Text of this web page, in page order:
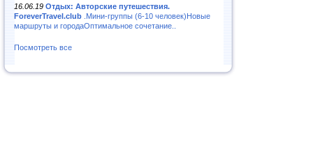
16.06.19 Отдых: Авторские путешествия.
ForeverTravel.club .Мини-группы (6-10 человек)Новые
маршруты и городаОптимальное сочетание..
Посмотреть все